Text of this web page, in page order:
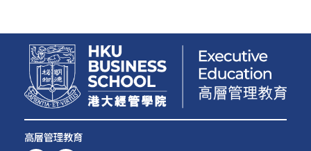
高層管理教育